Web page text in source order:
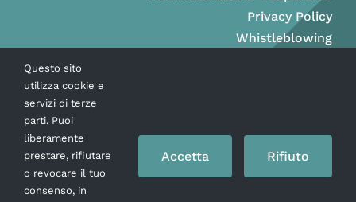
Privacy Policy
Whistleblowing
Questo sito
utilizza cookie e
servizi di terze
parti. Puoi
liberamente
prestare, rifiutare
o revocare il tuo
consenso, in
Accetta Rifiuto